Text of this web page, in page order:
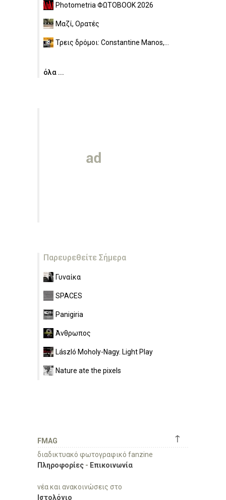
Photometria ΦΩΤΟBOOK 2026
Μαζί, Ορατές
Τρεις δρόμοι: Constantine Manos,...
όλα ...
Παρευρεθείτε Σήμερα
Γυναίκα
SPACES
Panigiria
Άνθρωπος
László Moholy-Nagy. Light Play
Nature ate the pixels
↑
FMAG
διαδικτυακό φωτογραφικό fanzine
Πληροφορίες - Επικοινωνία
νέα και ανακοινώσεις στο
Ιστολόγιο